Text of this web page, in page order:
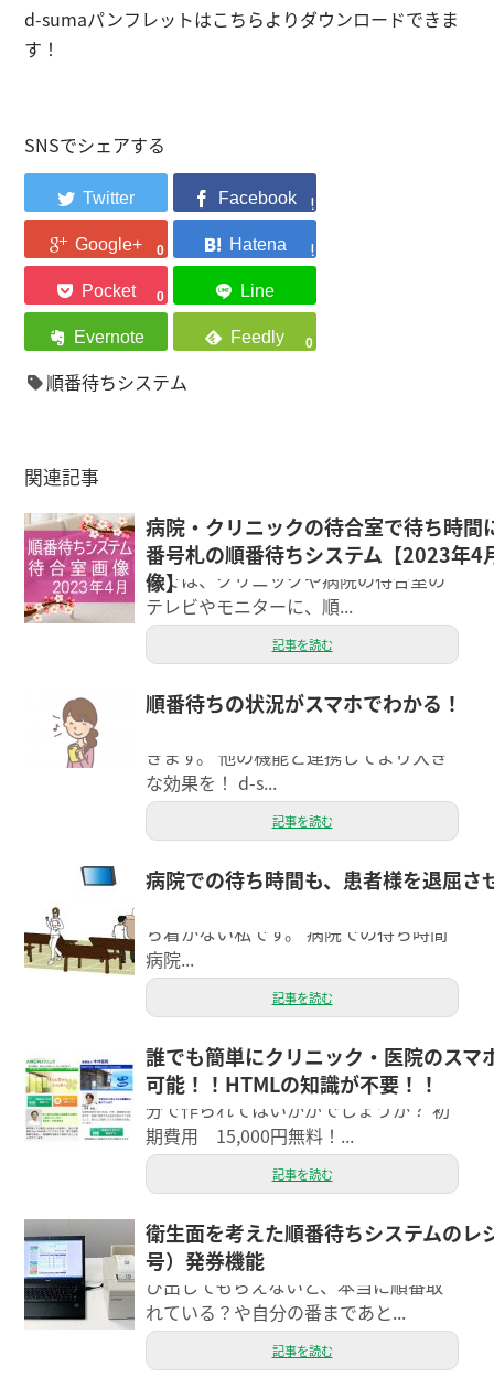
d-sumaパンフレットはこちらよりダウンロードできま
す！
SNSでシェアする
0
0
0
順番待ちシステム
関連記事
病院・クリニックの待合室で待ち時間
番号札の順番待ちシステム【2023年4
像】
こんにちは、エクシーのスタッフのス
ギウラです。 d-sumaの順番待ちシステ
ムでは、クリニックや病院の待合室の
テレビやモニターに、順...
記事を読む
順番待ちの状況がスマホでわかる！
今日は、d-suma（ディースマ）の機能
きます。 他の機能と連携してより大き
な効果を！ d-s...
記事を読む
病院での待ち時間も、患者様を退屈さ
こんにちは。 エクシー経理担当の細谷
ち着かない私です。 病院での待ち時間
病院...
記事を読む
誰でも簡単にクリニック・医院のスマ
可能！！HTMLの知識が不要！！
スマホサイト作成！応援キャンペー
ン！！ この機会にスマホサイトをご自
分で作られてはいかがでしょうか？ 初
期費用 15,000円無料！...
記事を読む
衛生面を考えた順番待ちシステムのレ
号）発券機能
こんにちは。エクシーのしぶやです。
病院で診察待ちをしていてなかなか呼
び出してもらえないと、本当に順番取
れている？や自分の番まであと...
記事を読む